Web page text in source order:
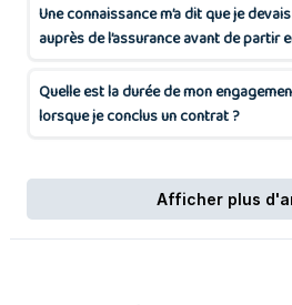
Une connaissance m’a dit que je
auprès de l’assurance avant de partir
Quelle est la durée de mon
lorsque je conclus un contrat ?
Afficher plus